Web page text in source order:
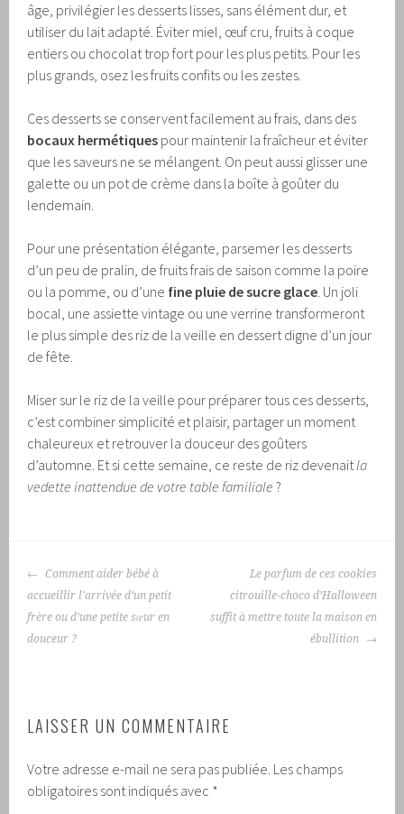
âge, privilégier les desserts lisses, sans élément dur, et
utiliser du lait adapté. Éviter miel, œuf cru, fruits à coque
entiers ou chocolat trop fort pour les plus petits. Pour les
plus grands, osez les fruits confits ou les zestes.
Ces desserts se conservent facilement au frais, dans des
bocaux hermétiques pour maintenir la fraîcheur et éviter
que les saveurs ne se mélangent. On peut aussi glisser une
galette ou un pot de crème dans la boîte à goûter du
lendemain.
Pour une présentation élégante, parsemer les desserts
d’un peu de pralin, de fruits frais de saison comme la poire
ou la pomme, ou d’une fine pluie de sucre glace. Un joli
bocal, une assiette vintage ou une verrine transformeront
le plus simple des riz de la veille en dessert digne d’un jour
de fête.
Miser sur le riz de la veille pour préparer tous ces desserts,
c’est combiner simplicité et plaisir, partager un moment
chaleureux et retrouver la douceur des goûters
d’automne. Et si cette semaine, ce reste de riz devenaitla
vedette inattendue de votre table familiale ?
NAVIGATION
DES
ARTICLES
Comment aider bébé à
accueillir l’arrivée d’un petit
frère ou d’une petite sœur en
douceur ?
Le parfum de ces cookies
citrouille-choco d’Halloween
suffit à mettre toute la maison en
ébullition
LAISSER UN COMMENTAIRE
Votre adresse e-mail ne sera pas publiée. Les champs
obligatoires sont indiqués avec *